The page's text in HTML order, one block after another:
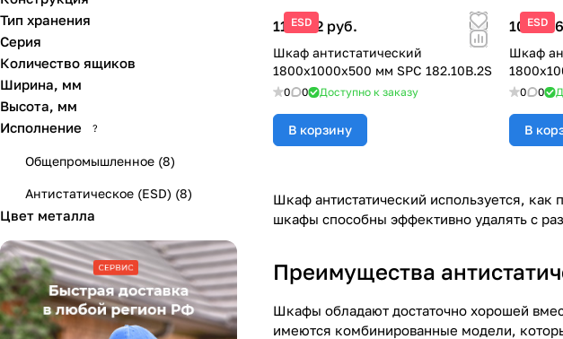
ESD
111 972 руб.
Шкаф антистатический
1800x1000x500 мм SPC 182.10B.2S
0 0 Доступно к заказу
В корзину
ESD
107
Шкаф
0 0
В
Шкаф антистатический используется,
шкафы способны эффективно удалять с
Преимущества
Шкафы обладают достаточно хорошей
имеются комбинированные модели,
Тип хранения
Серия
Количество ящиков
Ширина, мм
Высота, мм
Исполнение
?
Общепромышленное (8)
Антистатическое (ESD) (8)
Цвет металла